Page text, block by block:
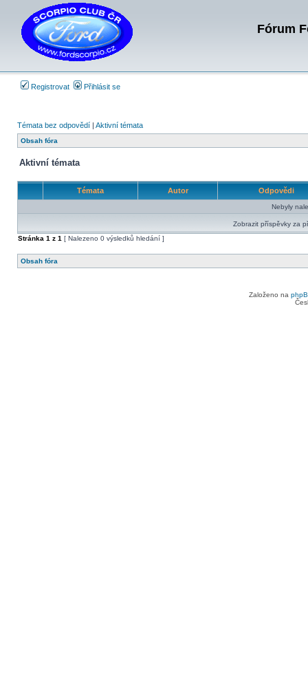
Fórum
Registrovat Přihlásit se
Témata bez odpovědí | Aktivní témata
Obsah fóra
Aktivní témata
Témata Autor Odpovědi
Nebyly
Zobrazit příspěvky za
Stránka 1 z 1 [ Nalezeno 0 výsledků hledání ]
Obsah fóra
Založeno na